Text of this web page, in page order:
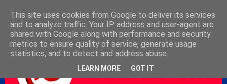
This site uses cookies from Google to deliver its services
and to analyze traffic. Your IP address and user-agent are
shared with Google along with performance and security
metrics to ensure quality of service, generate usage
statistics, and to detect and address abuse.
LEARN MORE GOT IT